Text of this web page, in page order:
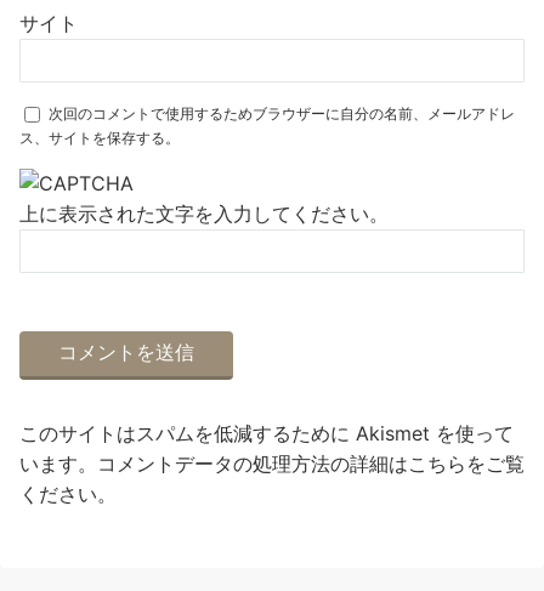
サイト
次回のコメントで使用するためブラウザーに自分の名前、メールアドレ
ス、サイトを保存する。
上に表示された文字を入力してください。
このサイトはスパムを低減するために Akismet を使って
います。 コメントデータの処理方法の詳細はこちらをご覧
ください。